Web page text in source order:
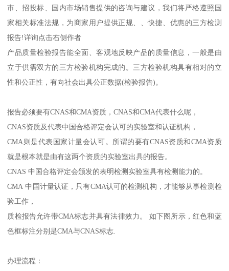
市、招投标、国内市场销售提供的咨询与建议，我们将严格遵照国
家相关标准法规，为商家用户提供正规、、快捷、优惠的三方检测
报告!详询点击右侧作者
产品质量检验报告能全面、客观地反映产品的质量信息，一般是由
立于供需双方的三方检验机构完成的。三方检验机构具有相对的立
性和公正性，有向社会出具公正数据(检验报告)。
报告必须要有CNAS和CMA资质，CNAS和CMA代表什么呢，
CNAS资质及代表中国合格评定会认可的实验室和认证机构，
CMA则是代表国家计量会认可。所谓的要有CNAS资质和CMA资质
就是根本就是由有这两个资质的实验室出具的报告。
CNAS 中国合格评定会颁发的表明检测实验室具有检测能力的。
CMA 中国计量认证，只有CMA认可的检测机构，才能够从事检测检
验工作，
质检报告允许带CMA标志并具有法律效力。 如下图所示，红色和蓝
色框标注分别是CMA与CNAS标志.
办理流程：